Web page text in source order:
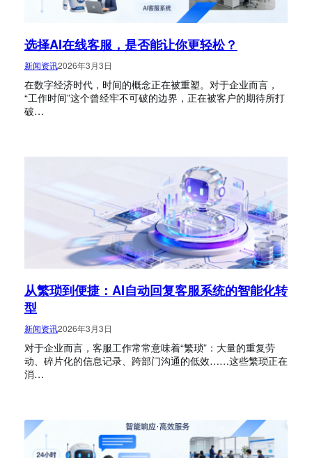
选择AI在线客服，是否能让你更轻松？
新闻资讯2026年3月3日
在数字经济时代，时间的概念正在被重塑。对于企业而言，
“工作时间”这个曾经牢不可破的边界，正在被客户的期待所打
破…
从繁琐到便捷：AI自动回复客服系统的智能化转
型
新闻资讯2026年3月3日
对于企业而言，客服工作常常意味着“繁琐”：大量的重复劳
动、碎片化的信息记录、跨部门沟通的低效……这些繁琐正在
消…